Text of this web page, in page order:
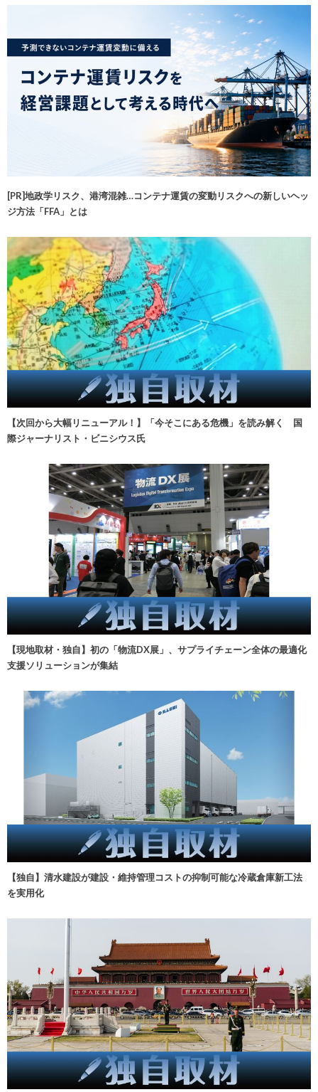
[PR]地政学リスク、港湾混雑…コンテナ運賃の変動リスクへの新しいヘッ
ジ方法「FFA」とは
【次回から大幅リニューアル！】「今そこにある危機」を読み解く 国
際ジャーナリスト・ビニシウス氏
【現地取材・独自】初の「物流DX展」、サプライチェーン全体の最適化
支援ソリューションが集結
【独自】清水建設が建設・維持管理コストの抑制可能な冷蔵倉庫新工法
を実用化